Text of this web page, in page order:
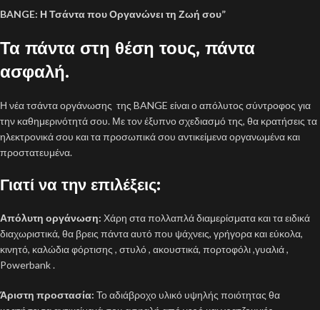
BANGE: Η Τσάντα που Οργανώνει τη Ζωή σου”
Τα πάντα στη θέση τους, πάντα
ασφαλή.
Η νέα τσάντα οργάνωσης της BANGE είναι ο απόλυτος σύντροφος για
την καθημερινότητά σου. Με τον έξυπνο σχεδιασμό της, θα κρατήσεις τα
ηλεκτρονικά σου και τα προσωπικά σου αντικείμενα οργανωμένα και
προστατευμένα.
Γιατί να την επιλέξεις:
Απόλυτη οργάνωση: Χάρη στα πολλαπλά διαμερίσματα και τα ειδικά
διαχωριστικά, θα βρεις πάντα αυτό που ψάχνεις, γρήγορα και εύκολα,
κινητό, καλώδια φόρτισης , στυλό , ακουστικά, πορτοφόλι ,γυαλιά ,
Powerbank .
Άριστη προστασία: Το αδιάβροχο υλικό υψηλής ποιότητας θα